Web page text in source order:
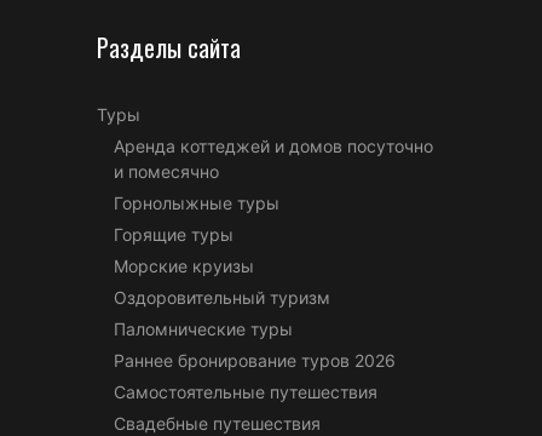
Разделы сайта
Туры
Аренда коттеджей и домов посуточно
и помесячно
Горнолыжные туры
Горящие туры
Морские круизы
Оздоровительный туризм
Паломнические туры
Раннее бронирование туров 2026
Самостоятельные путешествия
Свадебные путешествия